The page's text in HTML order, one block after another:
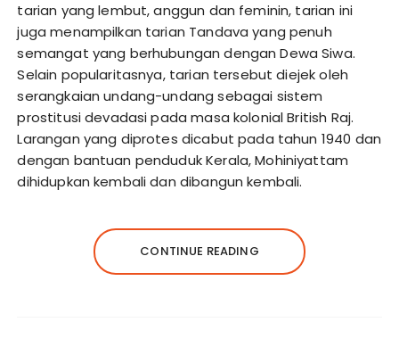
tarian yang lembut, anggun dan feminin, tarian ini
juga menampilkan tarian Tandava yang penuh
semangat yang berhubungan dengan Dewa Siwa.
Selain popularitasnya, tarian tersebut diejek oleh
serangkaian undang-undang sebagai sistem
prostitusi devadasi pada masa kolonial British Raj.
Larangan yang diprotes dicabut pada tahun 1940 dan
dengan bantuan penduduk Kerala, Mohiniyattam
dihidupkan kembali dan dibangun kembali.
CONTINUE READING